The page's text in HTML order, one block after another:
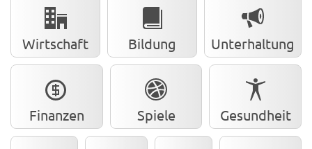
Wirtschaft Bildung Unterhaltung
Finanzen Spiele Gesundheit